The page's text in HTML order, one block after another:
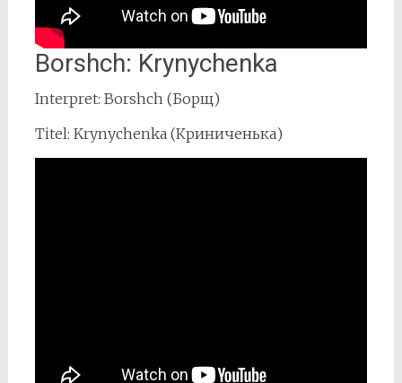
Borshch: Krynychenka
Interpret: Borshch (Борщ)
Titel: Krynychenka (Криниченька)